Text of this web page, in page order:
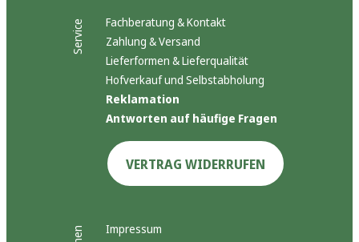
Service
Fachberatung & Kontakt
Zahlung & Versand
Lieferformen & Lieferqualität
Hofverkauf und Selbstabholung
Reklamation
Antworten auf häufige Fragen
VERTRAG WIDERRUFEN
Impressum